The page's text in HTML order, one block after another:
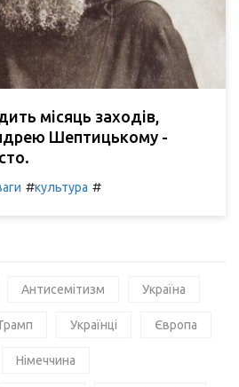
місяць заходів,
Шептицькому -
#культура #
Антисемітизм Україна
Українці Європа
Німеччина